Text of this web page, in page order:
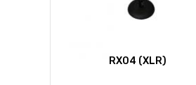
RX04 (XLR)